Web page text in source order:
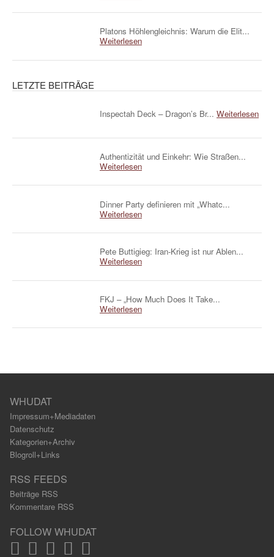
Platons Höhlengleichnis: Warum die Elit...
Weiterlesen
LETZTE BEITRÄGE
Inspectah Deck – Dragon’s Br... Weiterlesen
Authentizität und Einkehr: Wie Straßen...
Weiterlesen
Dinner Party definieren mit „Whatc...
Weiterlesen
Pete Buttigieg: Iran-Krieg ist nur Ablen...
Weiterlesen
FKJ – „How Much Does It Take...
Weiterlesen
WHUDAT
Impressum+Mediadaten
Datenschutz
Kategorien+Archiv
Blogroll+Links
RSS FEEDS
Beiträge RSS
Kommentare RSS
FOLLOW WHUDAT